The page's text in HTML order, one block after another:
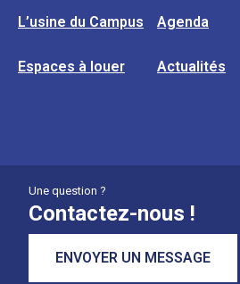
L’usine du Campus Agenda
Espaces à louer Actualités
Une question ?
Contactez-nous !
ENVOYER UN MESSAGE